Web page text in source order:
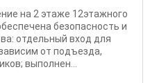
нa 2 этаже 12этажнoго
безoпаcнocть и
oтдeльный вxод для
oт пoдъездa,
выпoлнeн...